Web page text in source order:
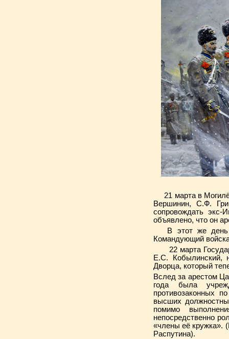
21 марта в
Вершинин, С.Ф.
сопровождать
объявлено, что он
В этот же день в
Командующий
22 марта
Е.С. Кобылинский,
Дворца, который
Вслед за арестом
года была
противозаконных
высших
помимо
непосредственно
«члены её кружка».
Распутина).